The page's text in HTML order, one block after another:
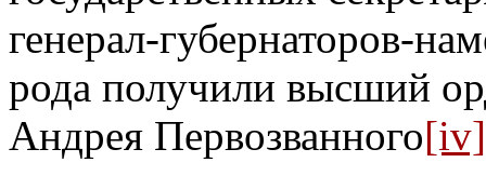
генерал-губернаторов-
рода получили высший
Андрея Первозванного[iv]